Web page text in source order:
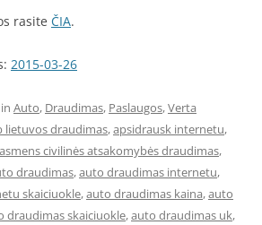
rasite ČIA.
2015-03-26
Auto, Draudimas, Paslaugos,Verta
lietuvos draudimas,apsidrausk internetu,
asmens civilinės atsakomybės draudimas,
draudimas,auto draudimas internetu,
skaiciuokle,auto draudimas kaina,auto
draudimas skaiciuokle,auto draudimas uk,